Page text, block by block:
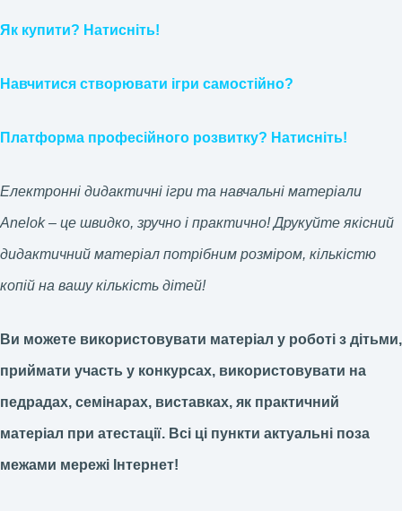
Як купити? Натисніть!
Навчитися створювати ігри самостійно?
Платформа професійного розвитку? Натисніть!
Електронні дидактичні ігри та навчальні матеріали
Anelok – це швидко, зручно і практично! Друкуйте якісний
дидактичний матеріал потрібним розміром, кількістю
копій на вашу кількість дітей!
Ви можете використовувати матеріал у роботі з дітьми,
приймати участь у конкурсах, використовувати на
педрадах, семінарах, виставках, як практичний
матеріал при атестації. Всі ці пункти актуальні поза
межами мережі Інтернет!